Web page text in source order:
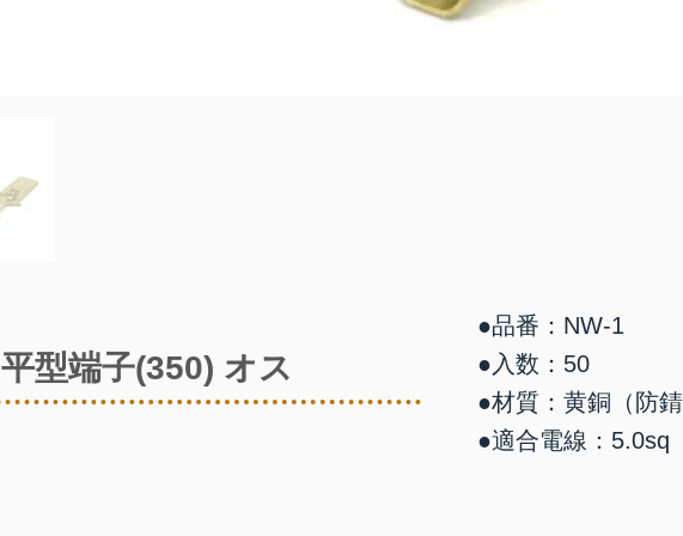
平型端子(350) オス
●品番：NW-1
●入数：50
●材質：黄銅（防
●適合電線：5.0sq